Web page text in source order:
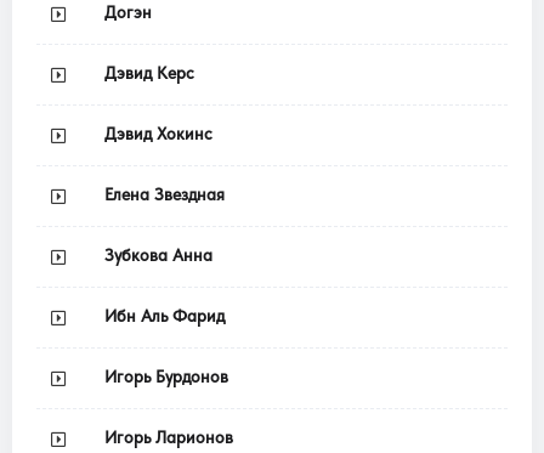
Догэн
Дэвид Керс
Дэвид Хокинс
Елена Звездная
Зубкова Анна
Ибн Аль Фарид
Игорь Бурдонов
Игорь Ларионов